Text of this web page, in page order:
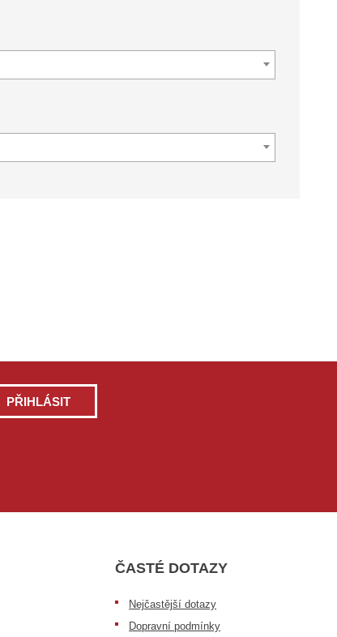
PŘIHLÁSIT
ČASTÉ DOTAZY
Nejčastější dotazy
Dopravní podmínky